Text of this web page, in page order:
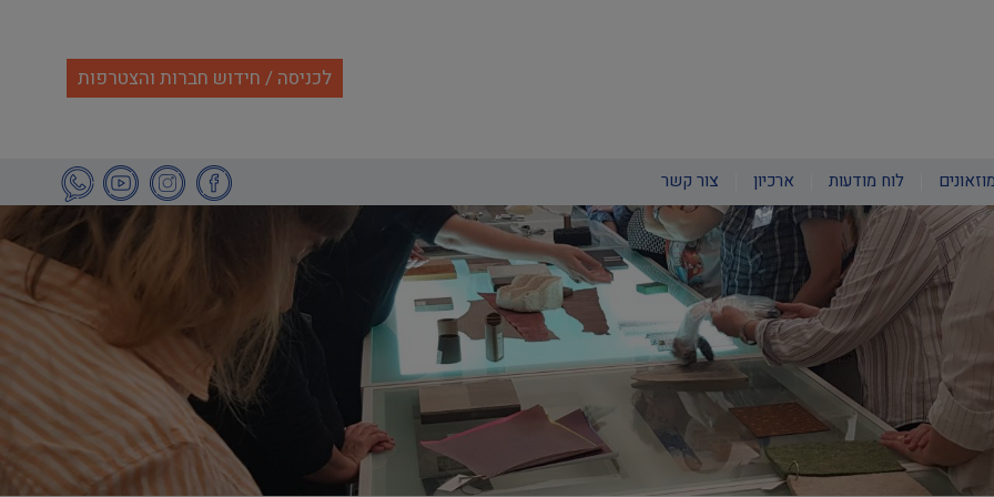
לכניסה / חידוש חברות והצטרפות
לוח מודעות ארכיון צור קשר